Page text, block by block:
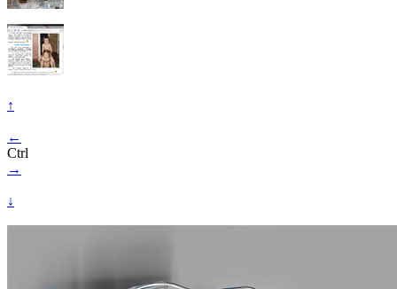
↑
←
Ctrl
→
↓